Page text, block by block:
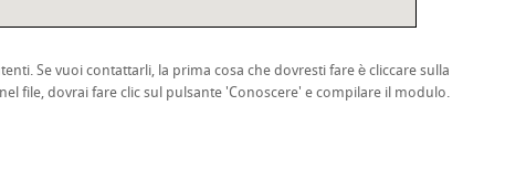
Se vuoi contattarli, la prima cosa che dovresti fare è cliccare sulla
file, dovrai fare clic sul pulsante 'Conoscere' e compilare il modulo.